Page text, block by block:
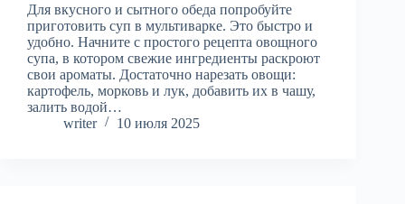
Для вкусного и сытного обеда попробуйте
приготовить суп в мультиварке. Это быстро и
удобно. Начните с простого рецепта овощного
супа, в котором свежие ингредиенты раскроют
свои ароматы. Достаточно нарезать овощи:
картофель, морковь и лук, добавить их в чашу,
залить водой…
writer
10 июля 2025